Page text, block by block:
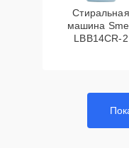
Стиральная
машина
LBB14CR-2